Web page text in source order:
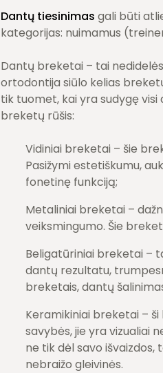
Dantų tiesinimas gali būti
kategorijas: nuimamus
Dantų breketai – tai
ortodontija siūlo kelias
tik tuomet, kai yra sudygę
breketų rūšis:
Vidiniai breketai – šie
Pasižymi estetiškumu,
fonetinę funkciją;
Metaliniai breketai –
veiksmingumo. Šie
Beligatūriniai breketai –
dantų rezultatu,
breketais, dantų
Keramikiniai breketai –
savybės, jie yra vizualiai
ne tik dėl savo
nebraižo gleivinės.